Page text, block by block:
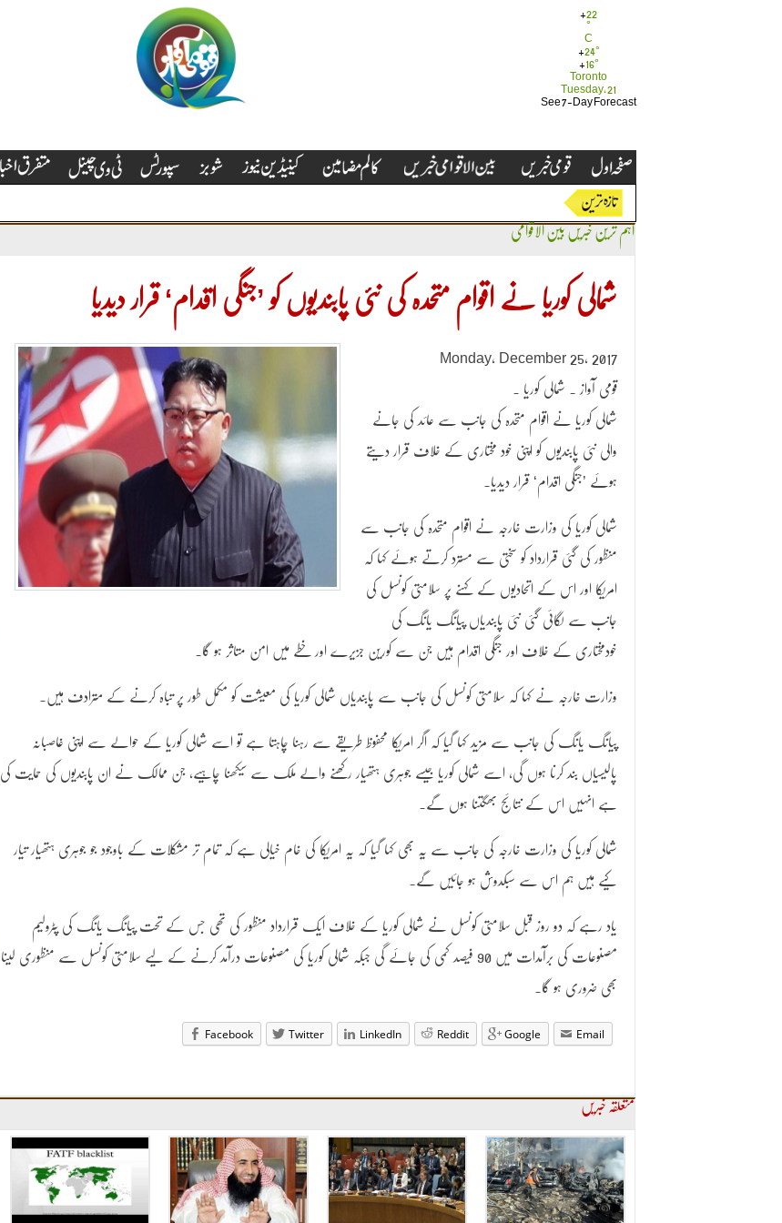
+22
°
C
+24°
+ 16°
Toronto
Tuesday, 21
See 7-Day Forecast
اہم ترین خبریں بین الاقوامی
شمالی کوریا نے اقوام متحدہ کی نئی پابندیوں کو ’جنگی اقدام‘ قرار دیدیا
Monday, December 25, 2017
قومی آواز ۔ شمالی کوریا ۔
شمالی کوریا نے اقوام متحدہ کی جانب سے عائد کی جانے
والی نئی پابندیوں کو اپنی خود مختاری کے خلاف قرار دیتے
ہوئے ’جنگی اقدام‘ قرار دیدیا۔
شمالی کوریا کی وزارت خارجہ نے اقوام متحدہ کی جانب سے
منظور کی گئی قرارداد کو سختی سے مسترد کرتے ہوئے کہا کہ
امریکا اور اس کے اتحادیوں کے کہنے پر سلامتی کونسل کی
جانب سے لگائی گئی نئی پابندیاں پیانگ یانگ کی
خودمختاری کے خلاف اور جنگی اقدام ہیں جن سے کورین جزیرے اور خطے میں امن متاثر ہو گا۔
وزارت خارجہ نے کہا کہ سلامتی کونسل کی جانب سے پابندیاں شمالی کوریا کی معیشت کو مکمل طور پر تباہ کرنے کے مترادف ہیں۔
پیانگ یانگ کی جانب سے مزید کہا گیا کہ اگر امریکا محفوظ طریقے سے رہنا چاہتا ہے تو اسے شمالی کوریا کے حوالے سے اپنی غاصبانہ
پالیسیاں بند کرنا ہوں گی، اسے شمالی کوریا جیسے جوہری ہتھیار رکھنے والے ملک سے سیکھنا چاہیے، جن ممالک نے ان پابندیوں کی حمایت کی
ہے انہیں اس کے نتائج بھگتنا ہوں گے۔
شمالی کوریا کی وزارت خارجہ کی جانب سے یہ بھی کہا گیا کہ یہ امریکا کی خام خیالی ہے کہ تمام تر مشکلات کے باوجود جو جوہری ہتھیار تیار
کیے ہیں ہم اس سے سبکدوش ہو جائیں گے۔
یاد رہے کہ دو روز قبل سلامتی کونسل نے شمالی کوریا کے خلاف ایک قرارداد منظور کی تھی جس کے تحت پیانگ یانگ کی پٹرولیم
مصنوعات کی برآمدات میں 90 فیصد کمی کی جائے گی جبکہ شمالی کوریا کی مصنوعات درآمد کرنے کے لیے سلامتی کونسل سے منظوری لینا
بھی ضروری ہو گا۔
Facebook Twitter LinkedIn Reddit Google Email
متعلقہ خبریں